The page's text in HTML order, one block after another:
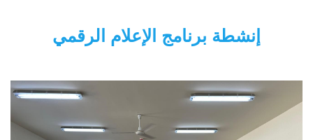
إنشطة برنامج الإعلام الرقمي